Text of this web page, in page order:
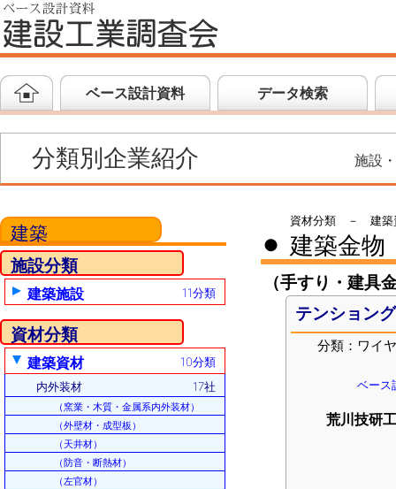
ベース設計資料 データ検索
分類別企業紹介 施設
建築
施設分類
建築施設 11分類
資材分類
建築資材
10分類
内外装材
17社
（窯業・木質・金属系内外装材）
（外壁材・成型板）
（天井材）
（防音・断熱材）
（左官材）
資材分類 － 建築
● 建築金物
（手すり・建具
テンション
分類：ワイ
ベース
荒川技研